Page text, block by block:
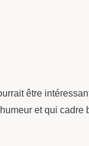
être
et qui cadre